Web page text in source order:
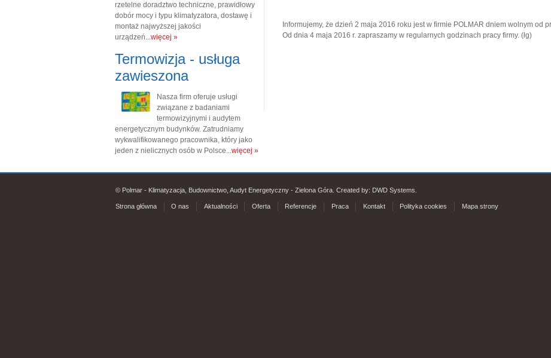
rzetelne doradztwo techniczne, prawidłowy
dobór mocy i typu klimatyzatora, dostawę i
montaż najwyższej jakości
urządzeń...więcej »
Termowizja - usługa
zawieszona
Nasza firm oferuje usługi
związane z badaniami
termowizyjnymi i audytem
energetycznym budynków. Zatrudniamy
wykwalifikowanego pracownika, który jako
jeden z nielicznych osób w Polsce...więcej »
Informujemy, że dzień 2 maja 2016 roku jest w firmie POLMAR dniem wolnym od
Od dnia 4 maja 2016 r. zapraszamy w regularnych godzinach pracy firmy. (łg)
© Polmar - Klimatyzacja, Budownictwo, Audyt Energetyczny - Zielona Góra. Created by: DWD Systems
Strona główna O nas Aktualności Oferta Referencje Praca Kontakt Polityka cookies Mapa strony